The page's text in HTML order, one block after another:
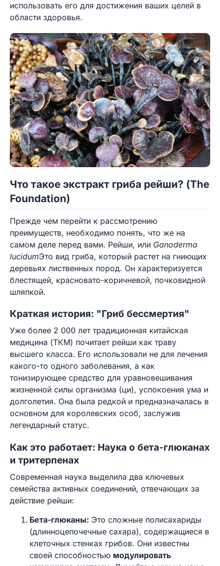
использовать его для достижения ваших целей в
области здоровья.
Что такое экстракт гриба рейши? (The
Foundation)
Прежде чем перейти к рассмотрению
преимуществ, необходимо понять, что же на
самом деле перед вами. Рейши, или Ganoderma
lucidumЭто вид гриба, который растет на гниющих
деревьях лиственных пород. Он характеризуется
блестящей, красновато-коричневой, почковидной
шляпкой.
Краткая история: "Гриб бессмертия"
Уже более 2 000 лет традиционная китайская
медицина (ТКМ) почитает рейши как траву
высшего класса. Его использовали не для лечения
какого-то одного заболевания, а как
тонизирующее средство для уравновешивания
жизненной силы организма (ци), успокоения ума и
долголетия. Она была редкой и предназначалась в
основном для королевских особ, заслужив
легендарный статус.
Как это работает: Наука о бета-глюканах
и тритерпенах
Современная наука выделила два ключевых
семейства активных соединений, отвечающих за
действие рейши:
Бета-глюканы: Это сложные полисахариды
(длинноцепочечные сахара), содержащиеся в
клеточных стенках грибов. Они известны
своей способностью модулировать